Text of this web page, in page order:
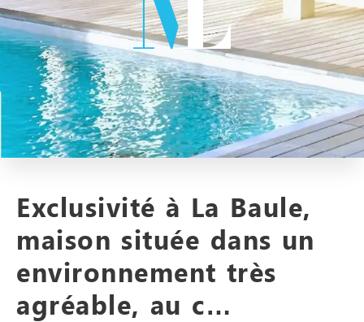
Exclusivité à La Baule,
maison située dans un
environnement très
agréable, au c…